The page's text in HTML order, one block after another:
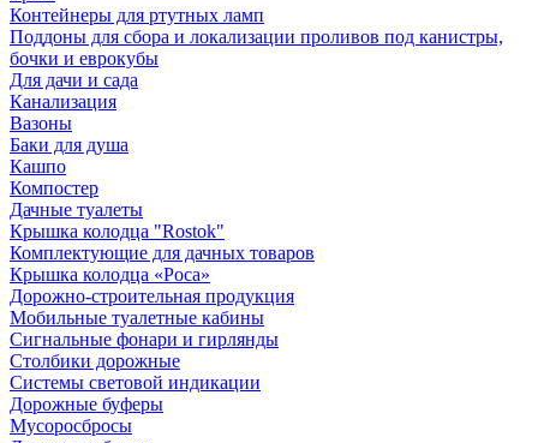
Контейнеры для ртутных ламп
Поддоны для сбора и локализации проливов под канистры,
бочки и еврокубы
Для дачи и сада
Канализация
Вазоны
Баки для душа
Кашпо
Компостер
Дачные туалеты
Крышка колодца "Rostok"
Комплектующие для дачных товаров
Крышка колодца «Роса»
Дорожно-строительная продукция
Мобильные туалетные кабины
Сигнальные фонари и гирлянды
Столбики дорожные
Системы световой индикации
Дорожные буферы
Мусоросбросы